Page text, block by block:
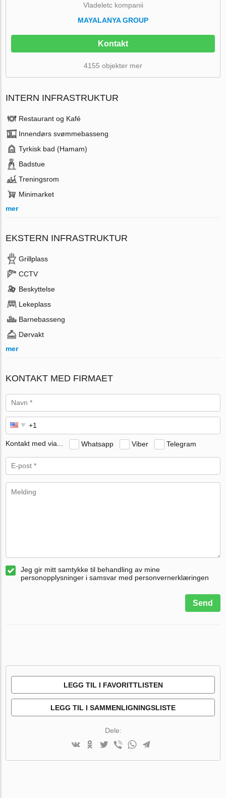
Vladeletc kompanii
MAYALANYA GROUP
Kontakt
4155 objekter mer
INTERN INFRASTRUKTUR
Restaurant og Kafé
Innendørs svømmebasseng
Tyrkisk bad (Hamam)
Badstue
Treningsrom
Minimarket
mer
EKSTERN INFRASTRUKTUR
Grillplass
CCTV
Beskyttelse
Lekeplass
Barnebasseng
Dørvakt
mer
KONTAKT MED FIRMAET
Kontakt med via... Whatsapp Viber Telegram
Jeg gir mitt samtykke til behandling av mine
personopplysninger i samsvar med personvernerklæringen
Send
LEGG TIL I FAVORITTLISTEN
LEGG TIL I SAMMENLIGNINGSLISTE
Dele: